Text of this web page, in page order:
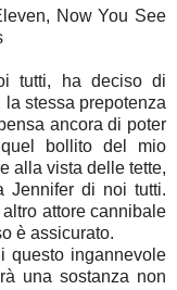
Now You See
tutti, ha deciso di
stessa prepotenza
ancora di poter
bollito del mio
alla vista delle tette,
Jennifer di noi tutti.
attore cannibale
è assicurato.
questo ingannevole
una sostanza non